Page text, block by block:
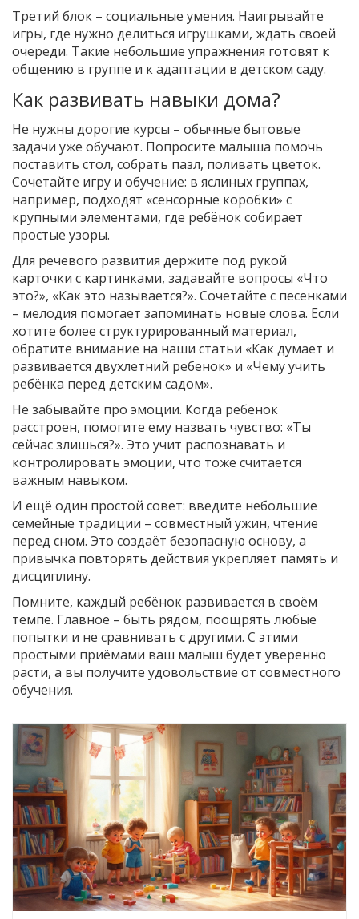
Третий блок – социальные умения. Наигрывайте
игры, где нужно делиться игрушками, ждать своей
очереди. Такие небольшие упражнения готовят к
общению в группе и к адаптации в детском саду.
Как развивать навыки дома?
Не нужны дорогие курсы – обычные бытовые
задачи уже обучают. Попросите малыша помочь
поставить стол, собрать пазл, поливать цветок.
Сочетайте игру и обучение: в яслиных группах,
например, подходят «сенсорные коробки» с
крупными элементами, где ребёнок собирает
простые узоры.
Для речевого развития держите под рукой
карточки с картинками, задавайте вопросы «Что
это?», «Как это называется?». Сочетайте с песенками
– мелодия помогает запоминать новые слова. Если
хотите более структурированный материал,
обратите внимание на наши статьи «Как думает и
развивается двухлетний ребенок» и «Чему учить
ребёнка перед детским садом».
Не забывайте про эмоции. Когда ребёнок
расстроен, помогите ему назвать чувство: «Ты
сейчас злишься?». Это учит распознавать и
контролировать эмоции, что тоже считается
важным навыком.
И ещё один простой совет: введите небольшие
семейные традиции – совместный ужин, чтение
перед сном. Это создаёт безопасную основу, а
привычка повторять действия укрепляет память и
дисциплину.
Помните, каждый ребёнок развивается в своём
темпе. Главное – быть рядом, поощрять любые
попытки и не сравнивать с другими. С этими
простыми приёмами ваш малыш будет уверенно
расти, а вы получите удовольствие от совместного
обучения.